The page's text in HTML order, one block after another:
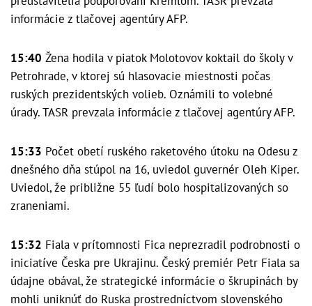
informácie z tlačovej agentúry AFP.
15:40 Žena hodila v piatok Molotovov koktail do školy v
Petrohrade, v ktorej sú hlasovacie miestnosti počas
ruských prezidentských volieb. Oznámili to volebné
úrady. TASR prevzala informácie z tlačovej agentúry AFP.
15:33 Počet obetí ruského raketového útoku na Odesu z
dnešného dňa stúpol na 16, uviedol guvernér Oleh Kiper.
Uviedol, že približne 55 ľudí bolo hospitalizovaných so
zraneniami.
15:32 Fiala v prítomnosti Fica neprezradil podrobnosti o
iniciatíve Česka pre Ukrajinu. Český premiér Petr Fiala sa
údajne obával, že strategické informácie o škrupinách by
mohli uniknúť do Ruska prostredníctvom slovenského